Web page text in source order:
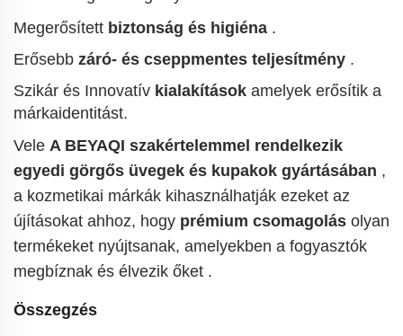
Megerősített biztonság és higiéna .
Erősebb záró- és cseppmentes teljesítmény .
Szikár és Innovatív kialakítások amelyek erősítik a
márkaidentitást.
Vele A BEYAQI szakértelemmel rendelkezik
egyedi görgős üvegek és kupakok gyártásában ,
a kozmetikai márkák kihasználhatják ezeket az
újításokat ahhoz, hogy prémium csomagolás olyan
termékeket nyújtsanak, amelyekben a fogyasztók
megbíznak és élvezik őket .
Összegzés